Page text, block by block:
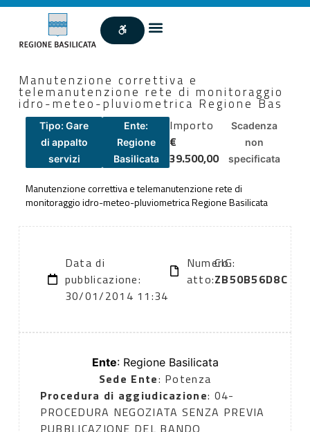
Manutenzione correttiva e
telemanutenzione rete di monitoraggio
idro-meteo-pluviometrica Regione Bas
Tipo: Gare
di appalto
servizi
Ente:
Regione
Basilicata
Importo
€
39.500,00
Scadenza
non
specificata
Manutenzione correttiva e telemanutenzione rete di
monitoraggio idro-meteo-pluviometrica Regione Basilicata
Data di
pubblicazione:
30/01/2014 11:34
Numero
atto:
CIG:
ZB50B56D8C
Ente: Regione Basilicata
Sede Ente: Potenza
Procedura di aggiudicazione: 04-
PROCEDURA NEGOZIATA SENZA PREVIA